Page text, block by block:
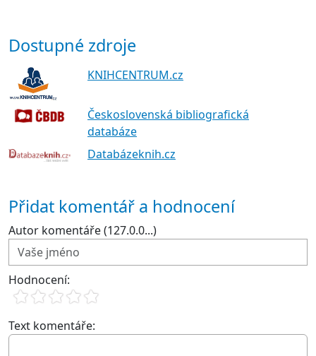
Dostupné zdroje
KNIHCENTRUM.cz
Československá bibliografická
databáze
Databázeknih.cz
Přidat komentář a hodnocení
Autor komentáře (127.0.0...)
Hodnocení:
Text komentáře: